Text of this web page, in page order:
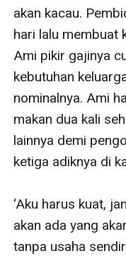
dua tahun. Saya
dokter—“
“Kenapa? Karena
Mencintai seseorang
lalunya, sebesar apa
semua akan terasa
menjadi milik orang
menanamkan pikiran
Kebaikan hati Kaflin
untuk gadis polos
diam. Bukan hanya